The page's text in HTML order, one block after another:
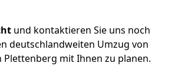
und kontaktieren Sie uns noch
deutschlandweiten Umzug von
Plettenberg mit Ihnen zu planen.